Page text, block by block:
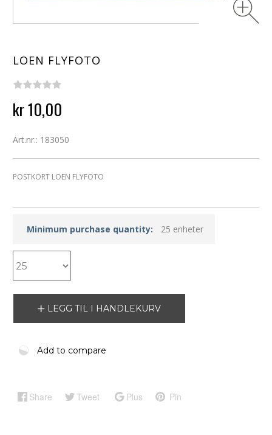
LOEN FLYFOTO
kr 10,00
Art.nr.: 183050
POSTKORT LOEN FLYFOTO
Minimum purchase quantity: 25 enheter
LEGG TIL I HANDLEKURV
Add to compare
Share Tweet Plus Pin